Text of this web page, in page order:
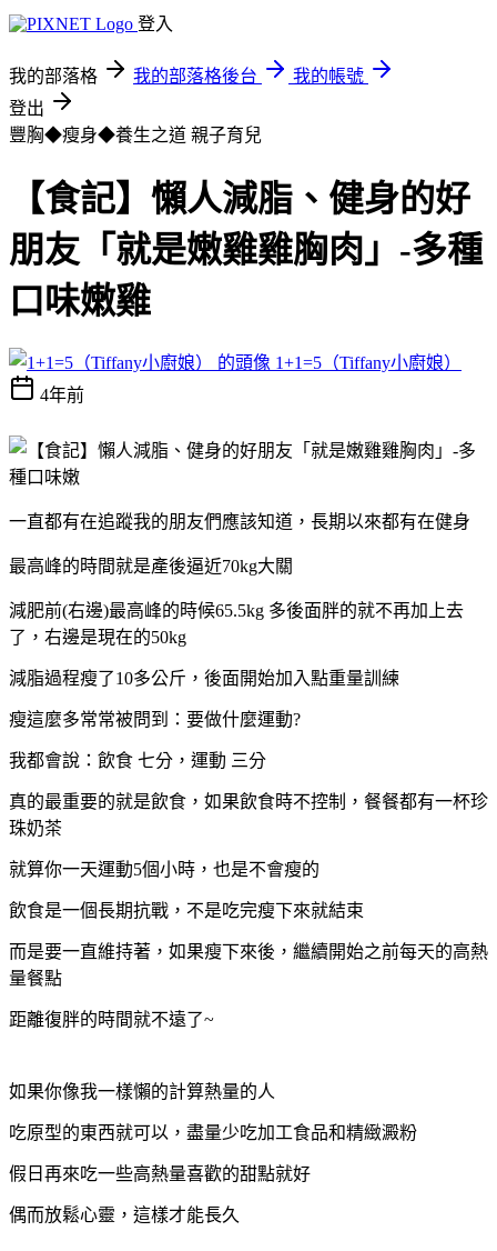
登入
我的部落格 我的部落格後台
我的帳號
登出
豐胸◆瘦身◆養生之道 親子育兒
【食記】懶人減脂、健身的好
朋友「就是嫩雞雞胸肉」-多種
口味嫩雞
1+1=5（Tiffany小廚娘）
4年前
一直都有在追蹤我的朋友們應該知道，長期以來都有在健身
最高峰的時間就是產後逼近70kg大關
減肥前(右邊)最高峰的時候65.5kg 多後面胖的就不再加上去
了，右邊是現在的50kg
減脂過程瘦了10多公斤，後面開始加入點重量訓練
瘦這麼多常常被問到：要做什麼運動?
我都會說：飲食 七分，運動 三分
真的最重要的就是飲食，如果飲食時不控制，餐餐都有一杯珍
珠奶茶
就算你一天運動5個小時，也是不會瘦的
飲食是一個長期抗戰，不是吃完瘦下來就結束
而是要一直維持著，如果瘦下來後，繼續開始之前每天的高熱
量餐點
距離復胖的時間就不遠了~
如果你像我一樣懶的計算熱量的人
吃原型的東西就可以，盡量少吃加工食品和精緻澱粉
假日再來吃一些高熱量喜歡的甜點就好
偶而放鬆心靈，這樣才能長久